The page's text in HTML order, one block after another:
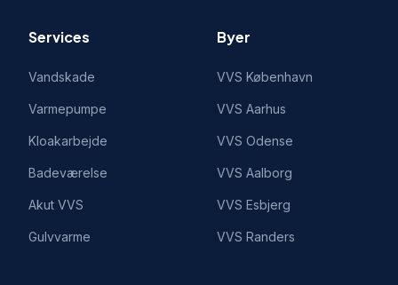
Services
Vandskade
Varmepumpe
Kloakarbejde
Badeværelse
Akut VVS
Gulvvarme
Byer
VVS København
VVS Aarhus
VVS Odense
VVS Aalborg
VVS Esbjerg
VVS Randers